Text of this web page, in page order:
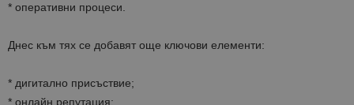
* оперативни процеси.
Днес към тях се добавят още ключови елементи:
* дигитално присъствие;
* онлайн репутация;